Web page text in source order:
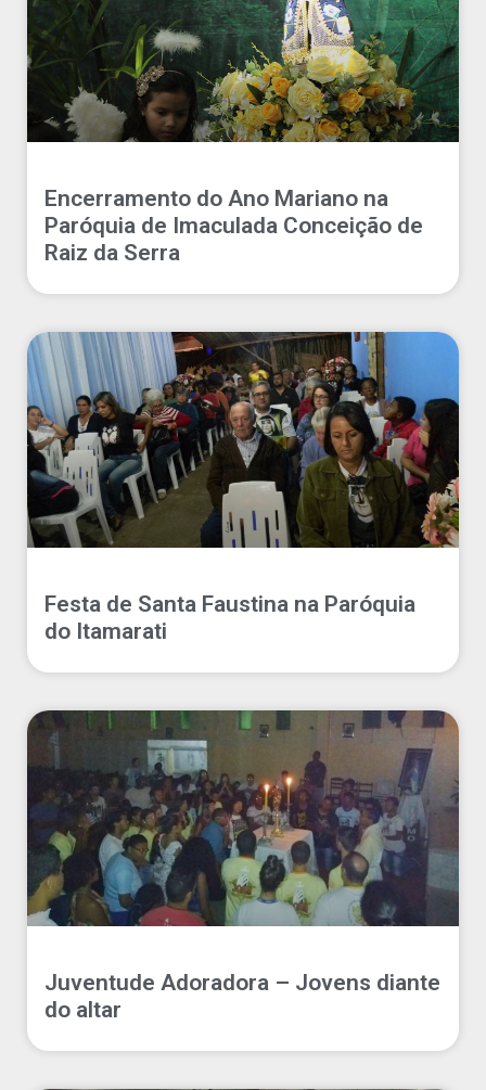
Encerramento do Ano Mariano na
Paróquia de Imaculada Conceição de
Raiz da Serra
Festa de Santa Faustina na Paróquia
do Itamarati
Juventude Adoradora – Jovens diante
do altar